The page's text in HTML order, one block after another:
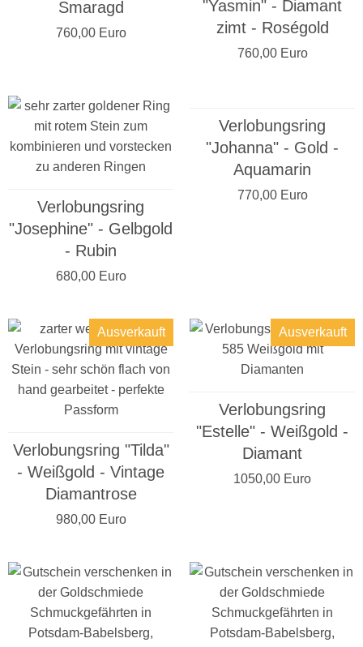
Smaragd
760,00 Euro
"Yasmin" - Diamant
zimt - Roségold
760,00 Euro
Verlobungsring
"Josephine" - Gelbgold
- Rubin
680,00 Euro
Verlobungsring
"Johanna" - Gold -
Aquamarin
770,00 Euro
Verlobungsring "Tilda"
- Weißgold - Vintage
Diamantrose
Ausverkauft
980,00 Euro
Verlobungsring
"Estelle" - Weißgold -
Diamant
Ausverkauft
1050,00 Euro